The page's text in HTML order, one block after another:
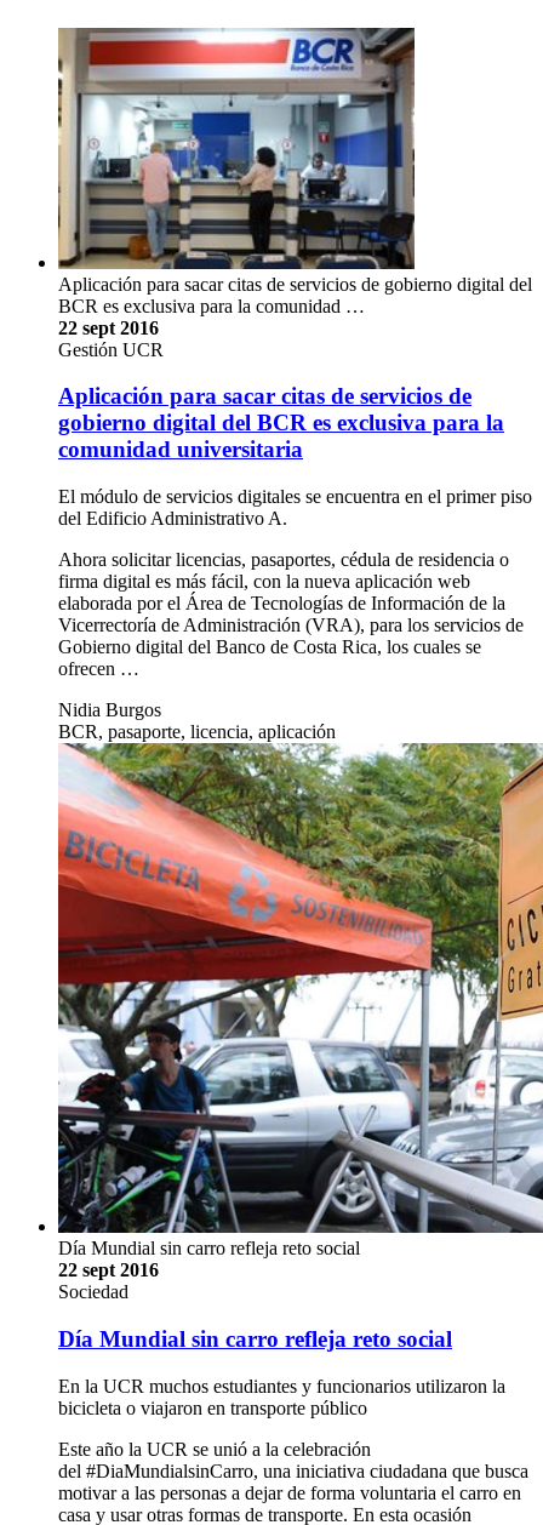
Aplicación para sacar citas de servicios de gobierno digital del
BCR es exclusiva para la comunidad …
22 sept 2016
Gestión UCR
Aplicación para sacar citas de servicios de
gobierno digital del BCR es exclusiva para la
comunidad universitaria
El módulo de servicios digitales se encuentra en el primer piso
del Edificio Administrativo A.
Ahora solicitar licencias, pasaportes, cédula de residencia o
firma digital es más fácil, con la nueva aplicación web
elaborada por el Área de Tecnologías de Información de la
Vicerrectoría de Administración (VRA), para los servicios de
Gobierno digital del Banco de Costa Rica, los cuales se
ofrecen …
Nidia Burgos
BCR, pasaporte, licencia, aplicación
Día Mundial sin carro refleja reto social
22 sept 2016
Sociedad
Día Mundial sin carro refleja reto social
En la UCR muchos estudiantes y funcionarios utilizaron la
bicicleta o viajaron en transporte público
Este año la UCR se unió a la celebración
del #DiaMundialsinCarro, una iniciativa ciudadana que busca
motivar a las personas a dejar de forma voluntaria el carro en
casa y usar otras formas de transporte. En esta ocasión